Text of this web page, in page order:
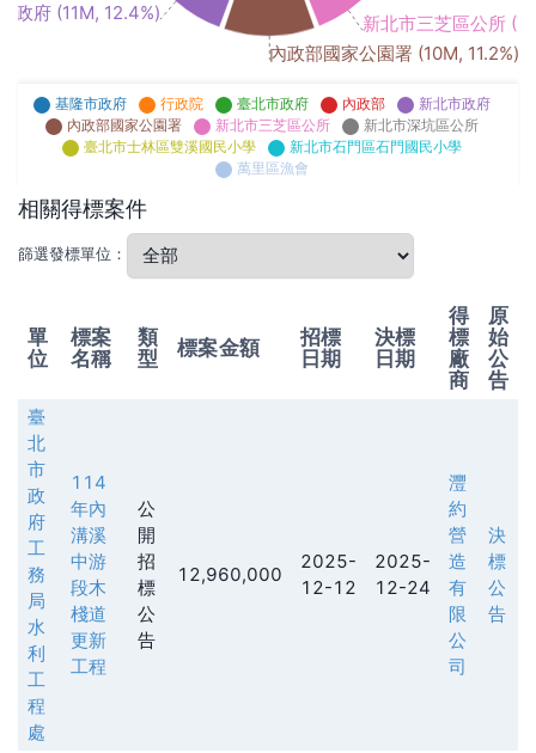
政府 (11M, 12.4%)
內政部國家公園署 (10M, 11.2%)
新北市三芝區公所
基隆市政府 行政院 臺北市政府 內政部
新北市政府
內政部國家公園署
新北市三芝區公所
新北市深坑區公所
臺北市士林區雙溪國民小學
新北市石門區石門國民小學
萬里區漁會
相關得標案件
篩選發標單位：
單
位
標案
名稱
類
型
標案金額
招標
日期
決標
日期
得
標
廠
商
原
始
公
告
臺
北
市
政
府
工
務
局
水
利
工
程
處
114
年內
溝溪
中游
段木
棧道
更新
工程
公
開
招
標
公
告
12,960,000
2025-
12-12
2025-
12-24
灃
約
營
造
有
限
公
司
決
標
公
告